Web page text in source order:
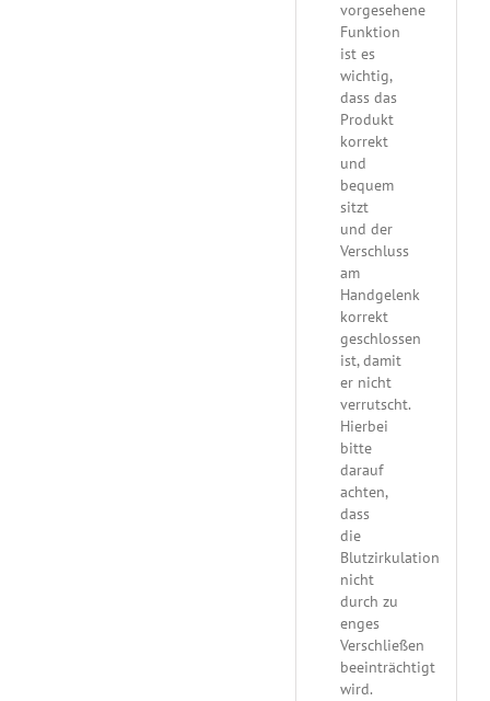
vorgesehene
Funktion
ist es
wichtig,
dass das
Produkt
korrekt
und
bequem
sitzt
und der
Verschluss
am
Handgelenk
korrekt
geschlossen
ist, damit
er nicht
verrutscht.
Hierbei
bitte
darauf
achten,
dass
die
Blutzirkulation
nicht
durch zu
enges
Verschließen
beeinträchtigt
wird.